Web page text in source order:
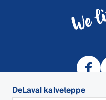
DeLaval kalveteppe